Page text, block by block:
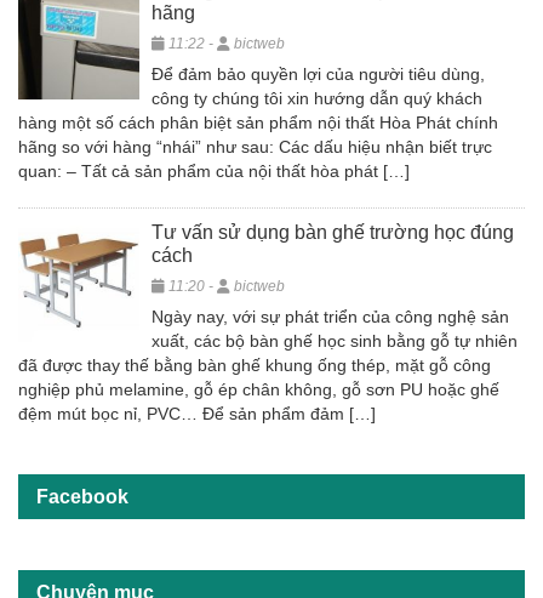
hãng
11:22 - bictweb
Để đảm bảo quyền lợi của người tiêu dùng,
công ty chúng tôi xin hướng dẫn quý khách
hàng một số cách phân biệt sản phẩm nội thất Hòa Phát chính
hãng so với hàng “nhái” như sau: Các dấu hiệu nhận biết trực
quan: – Tất cả sản phẩm của nội thất hòa phát […]
Tư vấn sử dụng bàn ghế trường học đúng
cách
11:20 - bictweb
Ngày nay, với sự phát triển của công nghệ sản
xuất, các bộ bàn ghế học sinh bằng gỗ tự nhiên
đã được thay thế bằng bàn ghế khung ống thép, mặt gỗ công
nghiệp phủ melamine, gỗ ép chân không, gỗ sơn PU hoặc ghế
đệm mút bọc nỉ, PVC… Để sản phẩm đảm […]
Facebook
Chuyên mục